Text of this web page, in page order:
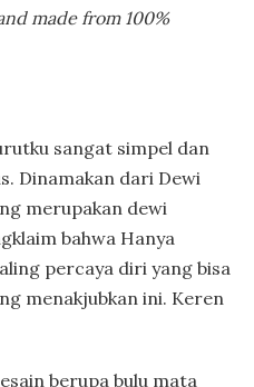
made from 100%
sangat simpel dan
Dinamakan dari Dewi
merupakan dewi
bahwa Hanya
percaya diri yang bisa
menakjubkan ini. Keren
berupa bulu mata